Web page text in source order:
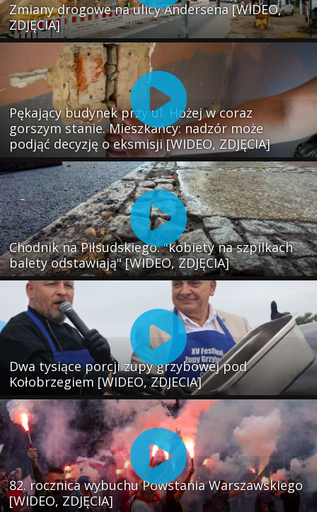
Zmiany drogowe na ulicy Andersena [WIDEO,
ZDJĘCIA]
Pękający budynek przy ul. Hożej w coraz
gorszym stanie. Mieszkańcy: nadzór może
podjąć decyzję o eksmisji [WIDEO, ZDJĘCIA]
Chodnik na Piłsudskiego: "kobiety na szpilkach
balety odstawiają" [WIDEO, ZDJĘCIA]
Dwa tysiące porcji zupy grzybowej pod
Kołobrzegiem [WIDEO, ZDJECIA]
82. rocznica wybuchu Powstania Warszawskiego
[WIDEO, ZDJĘCIA]